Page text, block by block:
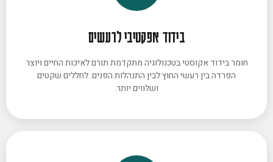
בידוד אפקטיבי לרעשים
חומר בידוד אקוסטי בטכנולוגיה מתקדמת תורם לאיכות החיים ויוצר
הפרדה בין רעשי החוץ לבין התנהלות הפנים. לחללים שקטים
ושלווים יותר.